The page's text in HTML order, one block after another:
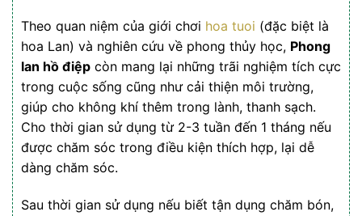
Theo quan niệm của giới chơi hoa tuoi (đặc biệt là
hoa Lan) và nghiên cứu về phong thủy học, Phong
lan hồ điệp còn mang lại những trãi nghiệm tích cực
trong cuộc sống cũng như cải thiện môi trường,
giúp cho không khí thêm trong lành, thanh sạch.
Cho thời gian sử dụng từ 2-3 tuần đến 1 tháng nếu
được chăm sóc trong điều kiện thích hợp, lại dễ
dàng chăm sóc.
Sau thời gian sử dụng nếu biết tận dụng chăm bón,